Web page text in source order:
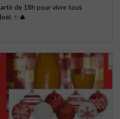
de 18h pour vivre tous
✨🎄